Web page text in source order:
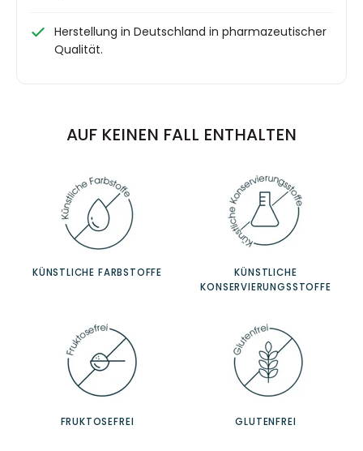
Herstellung in Deutschland in pharmazeutischer
Qualität.
AUF KEINEN FALL ENTHALTEN
KÜNSTLICHE FARBSTOFFE
KÜNSTLICHE
KONSERVIERUNGSSTOFFE
FRUKTOSEFREI GLUTENFREI